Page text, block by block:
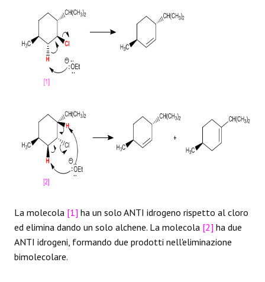
La molecola [1] ha un solo ANTI idrogeno rispetto al cloro
ed elimina dando un solo alchene. La molecola [2] ha due
ANTI idrogeni, formando due prodotti nell'eliminazione
bimolecolare.